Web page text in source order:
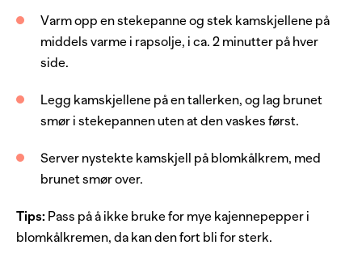
Varm opp en stekepanne og stek kamskjellene på
middels varme i rapsolje, i ca. 2 minutter på hver
side.
Legg kamskjellene på en tallerken, og lag brunet
smør i stekepannen uten at den vaskes først.
Server nystekte kamskjell på blomkålkrem, med
brunet smør over.
Tips: Pass på å ikke bruke for mye kajennepepper i
blomkålkremen, da kan den fort bli for sterk.